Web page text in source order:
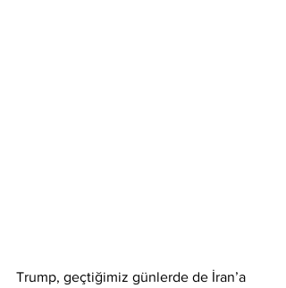
Trump, geçtiğimiz günlerde de İran’a